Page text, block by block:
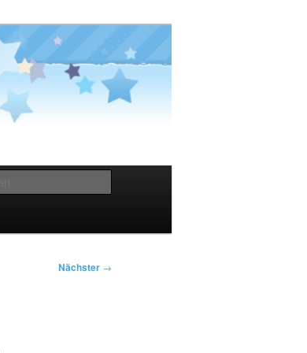
Nächster →